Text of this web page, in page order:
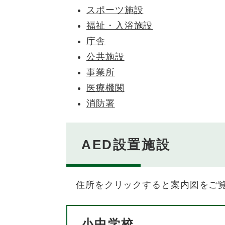
スポーツ施設
福祉・入浴施設
庁舎
公共施設
事業所
医療機関
消防署
AED設置施設
住所をクリックすると案内図をご